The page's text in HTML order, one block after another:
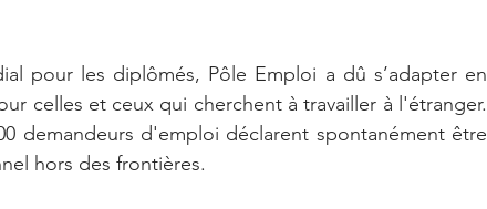
pour les diplômés, Pôle Emploi a dû s’adapter en
celles et ceux qui cherchent à travailler à l'étranger.
demandeurs d'emploi déclarent spontanément être
hors des frontières.